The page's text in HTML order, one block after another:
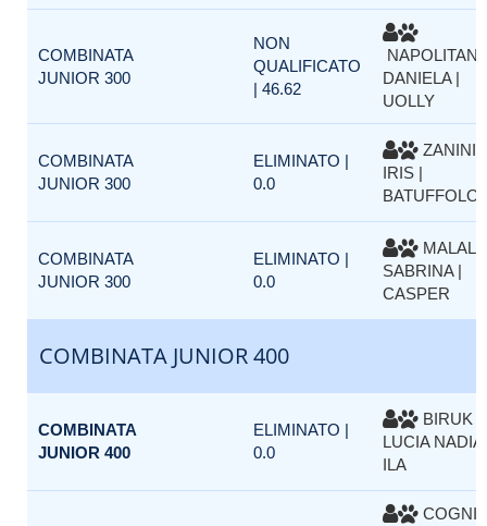
COMBINATA
JUNIOR 300
NON
QUALIFICATO
| 46.62
DANIELA |
UOLLY
COMBINATA
JUNIOR 300
ELIMINATO |
0.0
ZANINI
IRIS |
BATUFFOLO
COMBINATA
JUNIOR 300
ELIMINATO |
0.0
SABRINA |
CASPER
COMBINATA JUNIOR 400
COMBINATA
JUNIOR 400
ELIMINATO |
0.0
BIRUK
LUCIA NADIA
ILA
COGNI